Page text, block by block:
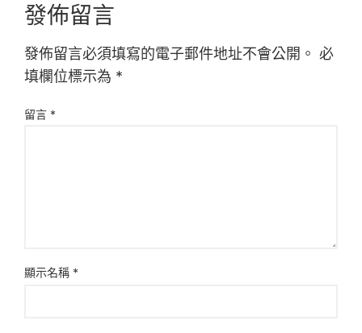
發佈留言
發佈留言必須填寫的電子郵件地址不會公開。 必
填欄位標示為 *
留言 *
顯示名稱 *